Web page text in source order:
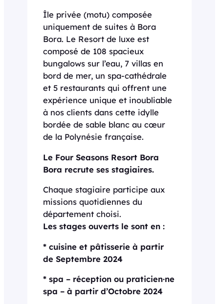
Île privée (motu) composée
uniquement de suites à Bora
Bora. Le Resort de luxe est
composé de 108 spacieux
bungalows sur l’eau, 7 villas en
bord de mer, un spa-cathédrale
et 5 restaurants qui offrent une
expérience unique et inoubliable
à nos clients dans cette idylle
bordée de sable blanc au cœur
de la Polynésie française.
Le Four Seasons Resort Bora
Bora recrute ses stagiaires.
Chaque stagiaire participe aux
missions quotidiennes du
département choisi.
Les stages ouverts le sont en :
* cuisine et pâtisserie à partir
de Septembre 2024
* spa – réception ou praticien·ne
spa – à partir d’Octobre 2024